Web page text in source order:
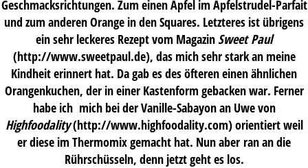
Geschmacksrichtungen. Zum einen Apfel im Apfelstrudel-Parfait
und zum anderen Orange in den Squares. Letzteres ist übrigens
ein sehr leckeres Rezept vom Magazin Sweet Paul
(http://www.sweetpaul.de), das mich sehr stark an meine
Kindheit erinnert hat. Da gab es des öfteren einen ähnlichen
Orangenkuchen, der in einer Kastenform gebacken war. Ferner
habe ich mich bei der Vanille-Sabayon an Uwe von
Highfoodality(http://www.highfoodality.com) orientiert weil
er diese im Thermomix gemacht hat. Nun aber ran an die
Rührschüsseln, denn jetzt geht es los.